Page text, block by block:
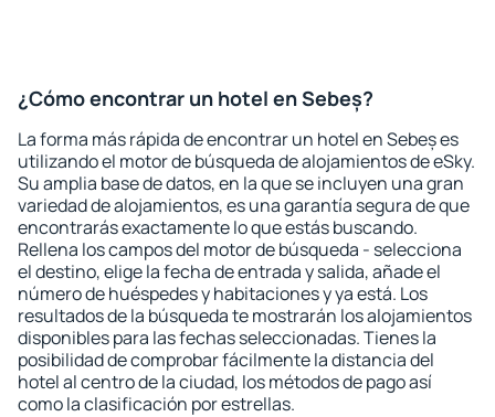
¿Cómo encontrar un hotel en Sebeș?
La forma más rápida de encontrar un hotel en Sebeș es
utilizando el motor de búsqueda de alojamientos de eSky.
Su amplia base de datos, en la que se incluyen una gran
variedad de alojamientos, es una garantía segura de que
encontrarás exactamente lo que estás buscando.
Rellena los campos del motor de búsqueda - selecciona
el destino, elige la fecha de entrada y salida, añade el
número de huéspedes y habitaciones y ya está. Los
resultados de la búsqueda te mostrarán los alojamientos
disponibles para las fechas seleccionadas. Tienes la
posibilidad de comprobar fácilmente la distancia del
hotel al centro de la ciudad, los métodos de pago así
como la clasificación por estrellas.